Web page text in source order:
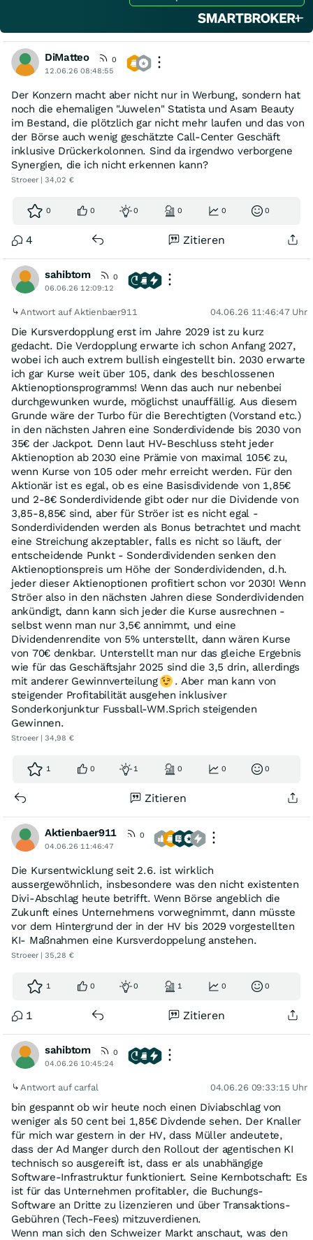
DiMatteo
0
12.06.26 08:48:55
Der Konzern macht aber nicht nur in Werbung, sondern hat
noch die ehemaligen "Juwelen" Statista und Asam Beauty
im Bestand, die plötzlich gar nicht mehr laufen und das von
der Börse auch wenig geschätzte Call-Center Geschäft
inklusive Drückerkolonnen. Sind da irgendwo verborgene
Synergien, die ich nicht erkennen kann?
Stroeer | 34,02 €
0 0 0 0 0 0
4 Zitieren
sahibtom
0
06.06.26 12:09:12
Antwort auf Aktienbaer911 04.06.26 11:46:47 Uhr
Die Kursverdopplung erst im Jahre 2029 ist zu kurz
gedacht. Die Verdopplung erwarte ich schon Anfang 2027,
wobei ich auch extrem bullish eingestellt bin. 2030 erwarte
ich gar Kurse weit über 105, dank des beschlossenen
Aktienoptionsprogramms! Wenn das auch nur nebenbei
durchgewunken wurde, möglichst unauffällig. Aus diesem
Grunde wäre der Turbo für die Berechtigten (Vorstand etc.)
in den nächsten Jahren eine Sonderdividende bis 2030 von
35€ der Jackpot. Denn laut HV-Beschluss steht jeder
Aktienoption ab 2030 eine Prämie von maximal 105€ zu,
wenn Kurse von 105 oder mehr erreicht werden. Für den
Aktionär ist es egal, ob es eine Basisdividende von 1,85€
und 2-8€ Sonderdividende gibt oder nur die Dividende von
3,85-8,85€ sind, aber für Ströer ist es nicht egal -
Sonderdividenden werden als Bonus betrachtet und macht
eine Streichung akzeptabler, falls es nicht so läuft, der
entscheidende Punkt - Sonderdividenden senken den
Aktienoptionspreis um Höhe der Sonderdividenden, d.h.
jeder dieser Aktienoptionen profitiert schon vor 2030! Wenn
Ströer also in den nächsten Jahren diese Sonderdividenden
ankündigt, dann kann sich jeder die Kurse ausrechnen -
selbst wenn man nur 3,5€ annimmt, und eine
Dividendenrendite von 5% unterstellt, dann wären Kurse
von 70€ denkbar. Unterstellt man nur das gleiche Ergebnis
wie für das Geschäftsjahr 2025 sind die 3,5 drin, allerdings
mit anderer Gewinnverteilung
. Aber man kann von
steigender Profitabilität ausgehen inklusiver
Sonderkonjunktur Fussball-WM.Sprich steigenden
Gewinnen.
Stroeer | 34,98 €
1 0 1 0 0 0
Zitieren
Aktienbaer911
0
04.06.26 11:46:47
Die Kursentwicklung seit 2.6. ist wirklich
aussergewöhnlich, insbesondere was den nicht existenten
Divi-Abschlag heute betrifft. Wenn Börse angeblich die
Zukunft eines Unternehmens vorwegnimmt, dann müsste
vor dem Hintergrund der in der HV bis 2029 vorgestellten
KI- Maßnahmen eine Kursverdoppelung anstehen.
Stroeer | 35,28 €
1 0 0 1 0 0
1 Zitieren
sahibtom
0
04.06.26 10:45:24
Antwort auf carfal 04.06.26 09:33:15 Uhr
bin gespannt ob wir heute noch einen Diviabschlag von
weniger als 50 cent bei 1,85€ Divdende sehen. Der Knaller
für mich war gestern in der HV, dass Müller andeutete,
dass der Ad Manger durch den Rollout der agentischen KI
technisch so ausgereift ist, dass er als unabhängige
Software-Infrastruktur funktioniert. Seine Kernbotschaft: Es
ist für das Unternehmen profitabler, die Buchungs-
Software an Dritte zu lizenzieren und über Transaktions-
Gebühren (Tech-Fees) mitzuverdienen.
Wenn man sich den Schweizer Markt anschaut, was den